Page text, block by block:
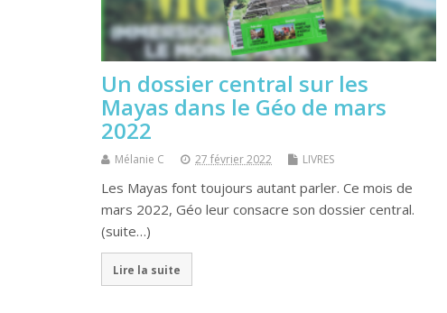
Un dossier central sur les
Mayas dans le Géo de mars
2022
Mélanie C 27 février 2022 LIVRES
Les Mayas font toujours autant parler. Ce mois de
mars 2022, Géo leur consacre son dossier central.
(suite…)
Lire la suite